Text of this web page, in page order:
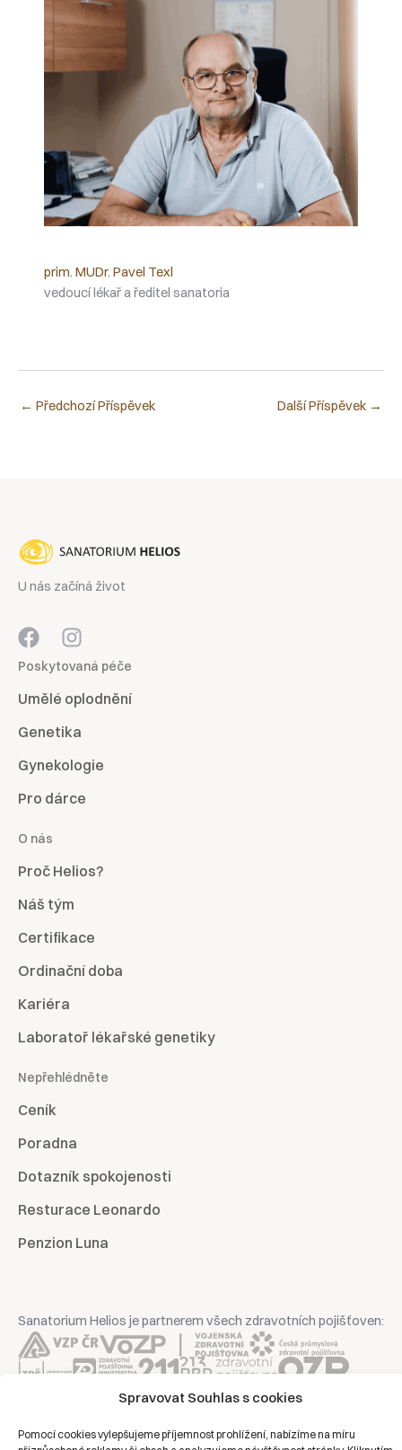
Spravovat Souhlas s cookies
Pomocí cookies vylepšujeme příjemnost prohlížení, nabízíme na míru
prim. MUDr. Pavel Texl
vedoucí lékař a ředitel sanatoria
← Předchozí Příspěvek Další Příspěvek →
U nás začíná život
Poskytovaná péče
Umělé oplodnění
Genetika
Gynekologie
Pro dárce
O nás
Proč Helios?
Náš tým
Certifikace
Ordinační doba
Kariéra
Laboratoř lékařské genetiky
Nepřehlédněte
Ceník
Poradna
Dotazník spokojenosti
Resturace Leonardo
Penzion Luna
Sanatorium Helios je partnerem všech zdravotních pojišťoven: